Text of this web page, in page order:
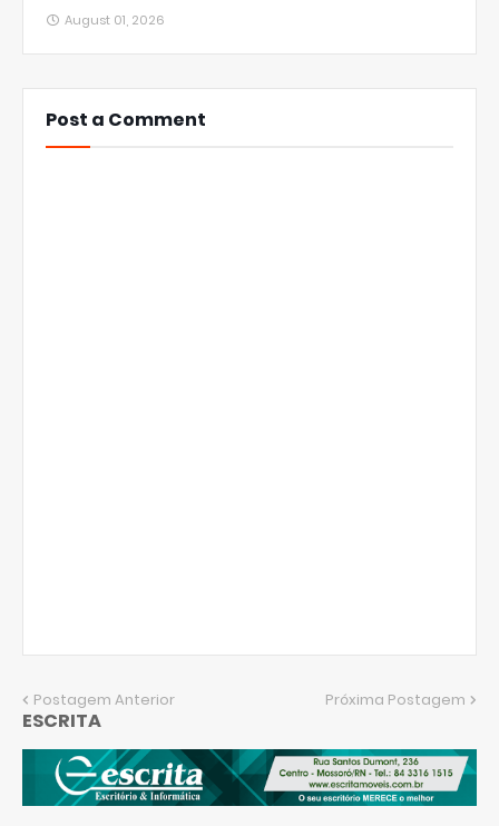
August 01, 2026
Post a Comment
Postagem Anterior Próxima Postagem
ESCRITA